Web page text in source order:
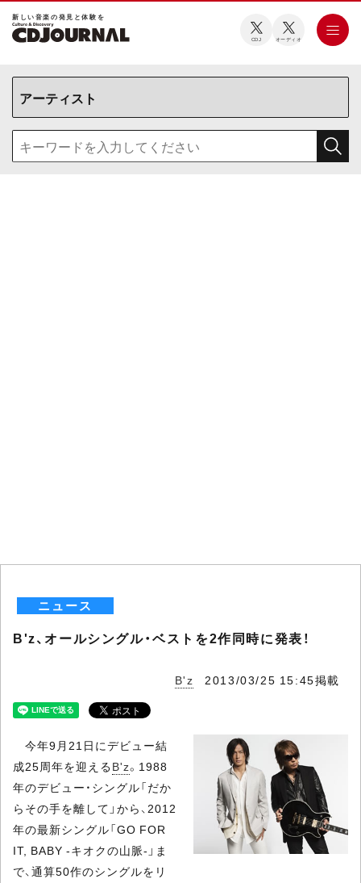
新しい⾳楽の発⾒と体験を
CDJ オーディオ
ニュース
B'z、オールシングル・ベストを2作同時に発表！
B'z 2013/03/25 15:45掲載
今年9月21日にデビュー結
成25周年を迎えるB'z。1988
年のデビュー・シングル「だか
らその手を離して」から、2012
年の最新シングル「GO FOR
IT, BABY -キオクの山脈-」ま
で、通算50作のシングルをリ